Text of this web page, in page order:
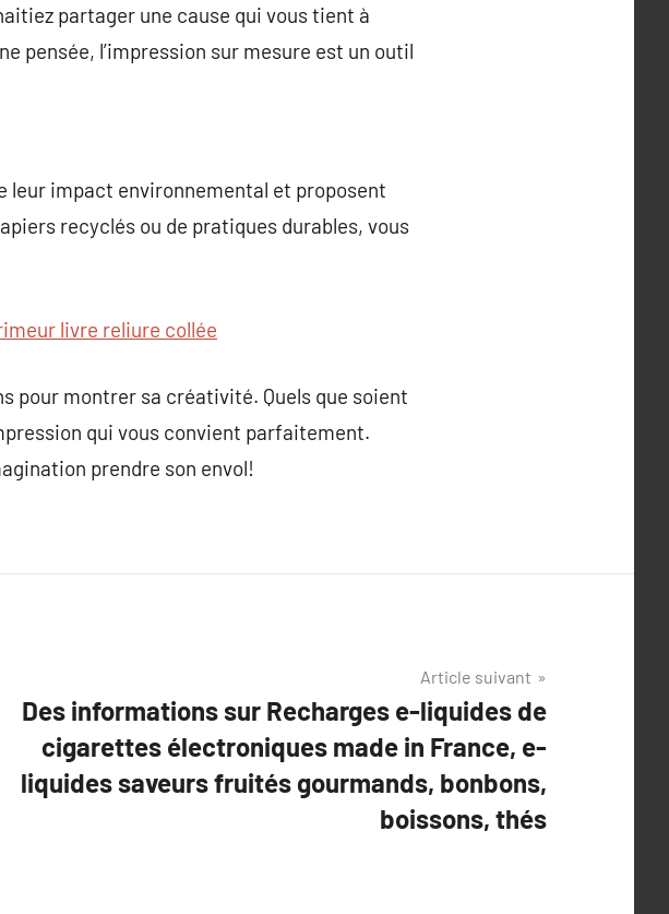
partager une cause qui vous tient à
pensée, l’impression sur mesure est un outil
leur impact environnemental et proposent
recyclés ou de pratiques durables, vous
livre reliure collée
pour montrer sa créativité. Quels que soient
qui vous convient parfaitement.
prendre son envol!
Article suivant
Des informations sur Recharges e-liquides de
cigarettes électroniques made in France, e-
liquides saveurs fruités gourmands, bonbons,
boissons, thés